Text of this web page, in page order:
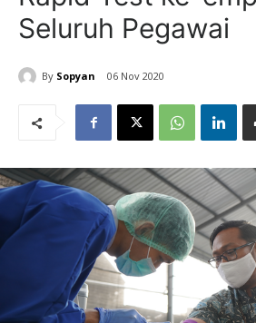
Seluruh Pegawai
By Sopyan 06 Nov 2020